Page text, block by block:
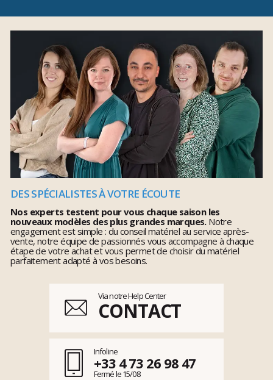
DES SPÉCIALISTES À VOTRE ÉCOUTE
Nos experts testent pour vous chaque saison les
nouveaux modèles des plus grandes marques.Notre
engagement est simple : du conseil matériel au service après-
vente, notre équipe de passionnés vous accompagne à chaque
étape de votre achat et vous permet de choisir du matériel
parfaitement adapté à vos besoins.
Via notre Help Center
CONTACT
Infoline
+33 4 73 26 98 47
Fermé le 15/08